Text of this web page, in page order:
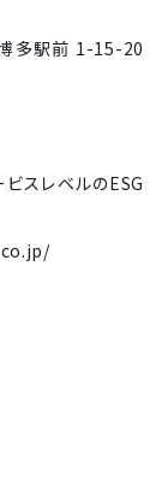
前 1-15-20
ベルのESG